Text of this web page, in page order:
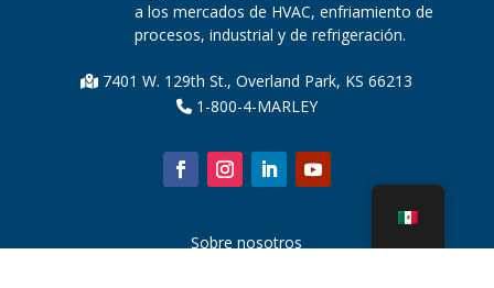
a los mercados de HVAC, enfriamiento de
procesos, industrial y de refrigeración.
7401 W. 129th St., Overland Park, KS 66213
1-800-4-MARLEY
Sobre nosotros